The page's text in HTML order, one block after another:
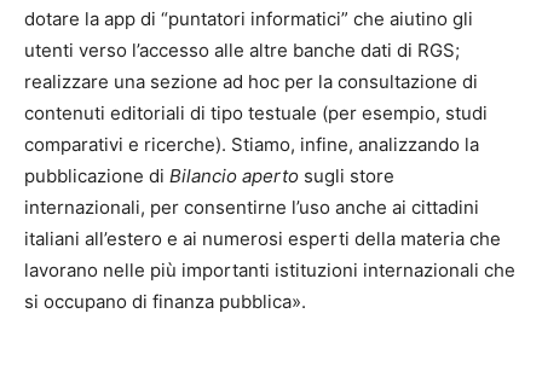
dotare la app di “puntatori informatici” che aiutino gli
utenti verso l’accesso alle altre banche dati di RGS;
realizzare una sezione ad hoc per la consultazione di
contenuti editoriali di tipo testuale (per esempio, studi
comparativi e ricerche). Stiamo, infine, analizzando la
pubblicazione di Bilancio aperto sugli store
internazionali, per consentirne l’uso anche ai cittadini
italiani all’estero e ai numerosi esperti della materia che
lavorano nelle più importanti istituzioni internazionali che
si occupano di finanza pubblica».